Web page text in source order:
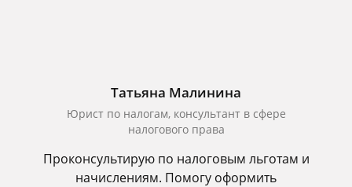
Татьяна Малинина
Юрист по налогам, консультант в сфере
налогового права
Проконсультирую по налоговым льготам и
начислениям. Помогу оформить